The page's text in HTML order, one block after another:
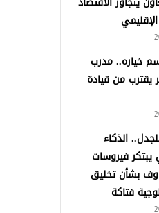
خياره.. مدرب
يقترب من قيادة
الذكاء
يبتكر فيروسات
بشأن تخليق
فتاكة